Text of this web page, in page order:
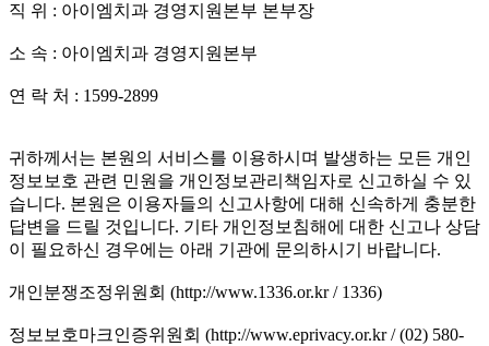
직 위 : 아이엠치과 경영지원본부 본부장
소 속 : 아이엠치과 경영지원본부
연 락 처 : 1599-2899
귀하께서는 본원의 서비스를 이용하시며 발생하는 모든 개인
정보보호 관련 민원을 개인정보관리책임자로 신고하실 수 있
습니다. 본원은 이용자들의 신고사항에 대해 신속하게 충분한
답변을 드릴 것입니다. 기타 개인정보침해에 대한 신고나 상담
이 필요하신 경우에는 아래 기관에 문의하시기 바랍니다.
개인분쟁조정위원회 (http://www.1336.or.kr / 1336)
정보보호마크인증위원회 (http://www.eprivacy.or.kr / (02) 580-